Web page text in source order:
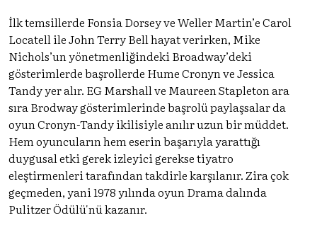
İlk temsillerde Fonsia Dorsey ve Weller Martin’e Carol
Locatell ile John Terry Bell hayat verirken, Mike
Nichols’un yönetmenliğindeki Broadway’deki
gösterimlerde başrollerde Hume Cronyn ve Jessica
Tandy yer alır. EG Marshall ve Maureen Stapleton ara
sıra Brodway gösterimlerinde başrolü paylaşsalar da
oyun Cronyn-Tandy ikilisiyle anılır uzun bir müddet.
Hem oyuncuların hem eserin başarıyla yarattığı
duygusal etki gerek izleyici gerekse tiyatro
eleştirmenleri tarafından takdirle karşılanır. Zira çok
geçmeden, yani 1978 yılında oyun Drama dalında
Pulitzer Ödülü'nü kazanır.